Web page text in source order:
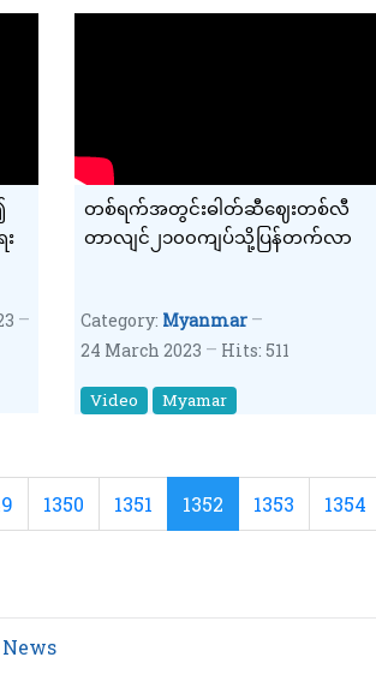
တစ်ရက်အတွင်းဓါတ်ဆီဈေးတစ်လီ
တာလျင်၂၁၀၀ကျပ်သို့ပြန်တက်လာ
Category: Myanmar
24 March 2023
Hits: 511
Video Myamar
1350 1351 1352 1353 1354